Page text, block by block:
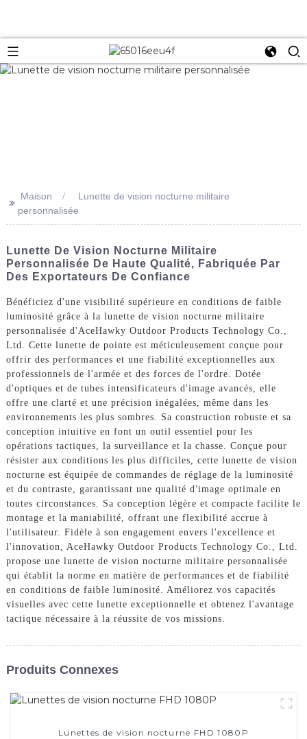
>> Maison
Lunette de vision nocturne militaire
personnalisée
Lunette De Vision Nocturne Militaire
Personnalisée De Haute Qualité, Fabriquée Par
Des Exportateurs De Confiance
Bénéficiez d'une visibilité supérieure en conditions de faible
luminosité grâce à la lunette de vision nocturne militaire
personnalisée d'AceHawky Outdoor Products Technology Co.,
Ltd. Cette lunette de pointe est méticuleusement conçue pour
offrir des performances et une fiabilité exceptionnelles aux
professionnels de l'armée et des forces de l'ordre. Dotée
d'optiques et de tubes intensificateurs d'image avancés, elle
offre une clarté et une précision inégalées, même dans les
environnements les plus sombres. Sa construction robuste et sa
conception intuitive en font un outil essentiel pour les
opérations tactiques, la surveillance et la chasse. Conçue pour
résister aux conditions les plus difficiles, cette lunette de vision
nocturne est équipée de commandes de réglage de la luminosité
et du contraste, garantissant une qualité d'image optimale en
toutes circonstances. Sa conception légère et compacte facilite le
montage et la maniabilité, offrant une flexibilité accrue à
l'utilisateur. Fidèle à son engagement envers l'excellence et
l'innovation, AceHawky Outdoor Products Technology Co., Ltd.
propose une lunette de vision nocturne militaire personnalisée
qui établit la norme en matière de performances et de fiabilité
en conditions de faible luminosité. Améliorez vos capacités
visuelles avec cette lunette exceptionnelle et obtenez l'avantage
tactique nécessaire à la réussite de vos missions.
Produits Connexes
Lunettes de vision nocturne FHD 1080P